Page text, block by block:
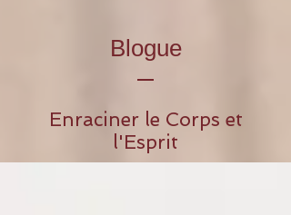
Blogue
Enraciner le Corps et
l'Esprit